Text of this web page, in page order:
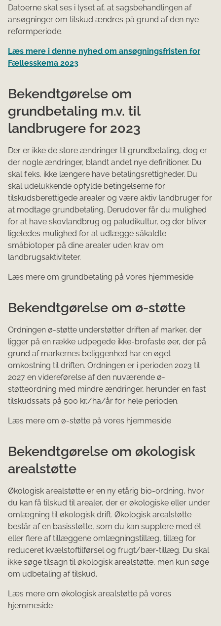
Datoerne skal ses i lyset af, at sagsbehandlingen af
ansøgninger om tilskud ændres på grund af den nye
reformperiode.
Læs mere i denne nyhed om ansøgningsfristen for
Fællesskema 2023
Bekendtgørelse om
grundbetaling m.v. til
landbrugere for 2023
Der er ikke de store ændringer til grundbetaling, dog er
der nogle ændringer, blandt andet nye definitioner. Du
skal f.eks. ikke længere have betalingsrettigheder. Du
skal udelukkende opfylde betingelserne for
tilskudsberettigede arealer og være aktiv landbruger for
at modtage grundbetaling. Derudover får du mulighed
for at have skovlandbrug og paludikultur, og der bliver
ligeledes mulighed for at udlægge såkaldte
småbiotoper på dine arealer uden krav om
landbrugsaktiviteter.
Læs mere om grundbetaling på vores hjemmeside
Bekendtgørelse om ø-støtte
Ordningen ø-støtte understøtter driften af marker, der
ligger på en række udpegede ikke-brofaste øer, der på
grund af markernes beliggenhed har en øget
omkostning til driften. Ordningen er i perioden 2023 til
2027 en videreførelse af den nuværende ø-
støtteordning med mindre ændringer, herunder en fast
tilskudssats på 500 kr./ha/år for hele perioden.
Læs mere om ø-støtte på vores hjemmeside
Bekendtgørelse om økologisk
arealstøtte
Økologisk arealstøtte er en ny etårig bio-ordning, hvor
du kan få tilskud til arealer, der er økologiske eller under
omlægning til økologisk drift. Økologisk arealstøtte
består af en basisstøtte, som du kan supplere med ét
eller flere af tillæggene omlægningstillæg, tillæg for
reduceret kvælstoftilførsel og frugt/bær-tillæg. Du skal
ikke søge tilsagn til økologisk arealstøtte, men kun søge
om udbetaling af tilskud.
Læs mere om økologisk arealstøtte på vores
hjemmeside